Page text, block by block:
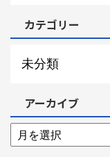
カテゴリー
未分類
アーカイブ